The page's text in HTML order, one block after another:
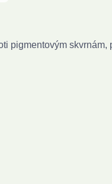
pigmentovým skvrnám,